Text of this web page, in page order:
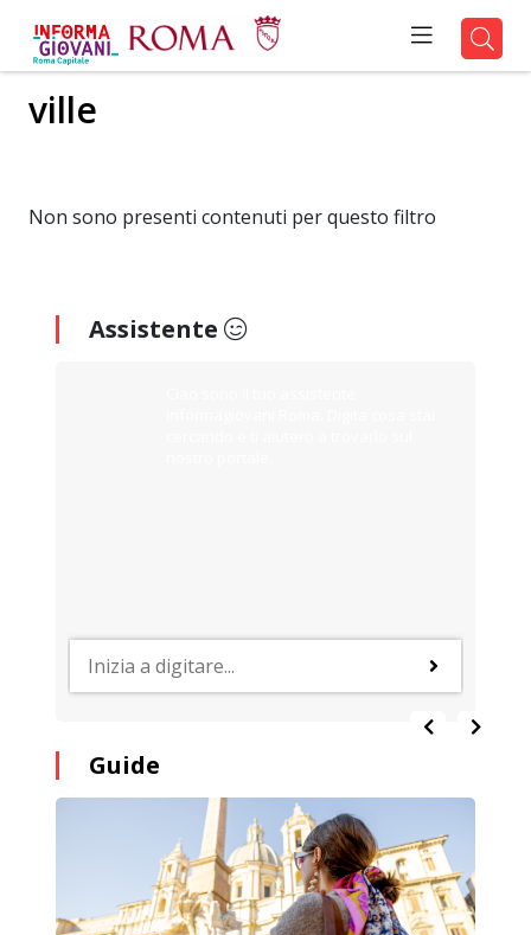
ville
Non sono presenti contenuti per questo filtro
Assistente
Guide